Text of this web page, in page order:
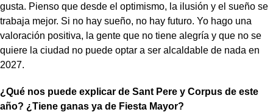
gusta. Pienso que desde el optimismo, la ilusión y el sueño se
trabaja mejor. Si no hay sueño, no hay futuro. Yo hago una
valoración positiva, la gente que no tiene alegría y que no se
quiere la ciudad no puede optar a ser alcaldable de nada en
2027.
¿Qué nos puede explicar de Sant Pere y Corpus de este
año? ¿Tiene ganas ya de Fiesta Mayor?